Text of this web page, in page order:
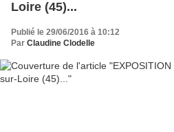
Loire (45)...
Publié le 29/06/2016 à 10:12
Par Claudine Clodelle